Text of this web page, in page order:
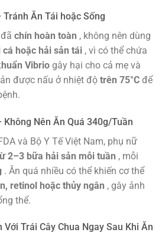
Ăn Tái hoặc Sống
chín hoàn toàn , không nên dùng
hoặc hải sản tái , vì có thể chứa
Vibrio gây hại cho cả mẹ và
được nấu ở nhiệt độ trên 75°C để
Nên Ăn Quá 340g/Tuần
và Bộ Y Tế Việt Nam, phụ nữ
2–3 bữa hải sản mỗi tuần , mỗi
. Ăn quá nhiều có thể khiến cơ thể
retinol hoặc thủy ngân , gây ảnh
thể.
Trái Cây Chua Ngay Sau Khi Ăn